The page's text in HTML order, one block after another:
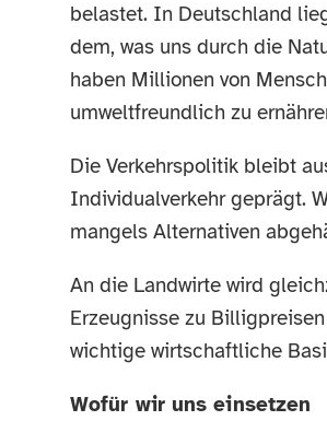
belastet. In Deutschland
dem, was uns durch die
haben Millionen von
umweltfreundlich zu
Die Verkehrspolitik bleibt
Individualverkehr geprägt.
mangels Alternativen
An die Landwirte wird
Erzeugnisse zu
wichtige wirtschaftliche
Wofür wir uns einsetzen